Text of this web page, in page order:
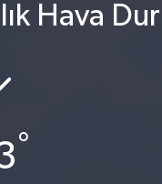
70 Hava
°